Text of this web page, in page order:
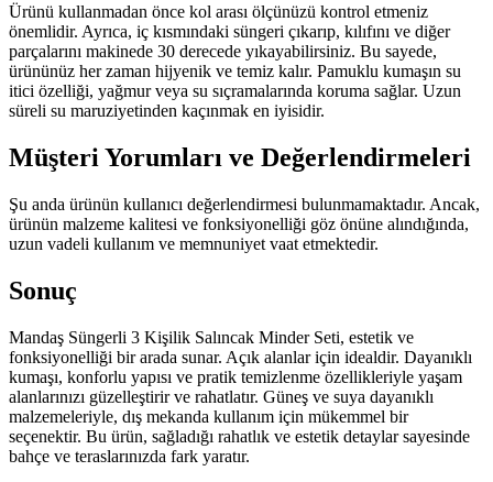
Ürünü kullanmadan önce kol arası ölçünüzü kontrol etmeniz
önemlidir. Ayrıca, iç kısmındaki süngeri çıkarıp, kılıfını ve diğer
parçalarını makinede 30 derecede yıkayabilirsiniz. Bu sayede,
ürününüz her zaman hijyenik ve temiz kalır. Pamuklu kumaşın su
itici özelliği, yağmur veya su sıçramalarında koruma sağlar. Uzun
süreli su maruziyetinden kaçınmak en iyisidir.
Müşteri Yorumları ve Değerlendirmeleri
Şu anda ürünün kullanıcı değerlendirmesi bulunmamaktadır. Ancak,
ürünün malzeme kalitesi ve fonksiyonelliği göz önüne alındığında,
uzun vadeli kullanım ve memnuniyet vaat etmektedir.
Sonuç
Mandaş Süngerli 3 Kişilik Salıncak Minder Seti, estetik ve
fonksiyonelliği bir arada sunar. Açık alanlar için idealdir. Dayanıklı
kumaşı, konforlu yapısı ve pratik temizlenme özellikleriyle yaşam
alanlarınızı güzelleştirir ve rahatlatır. Güneş ve suya dayanıklı
malzemeleriyle, dış mekanda kullanım için mükemmel bir
seçenektir. Bu ürün, sağladığı rahatlık ve estetik detaylar sayesinde
bahçe ve teraslarınızda fark yaratır.